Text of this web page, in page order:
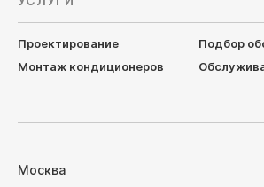
Проектирование
Подбор
Монтаж кондиционеров
Москва